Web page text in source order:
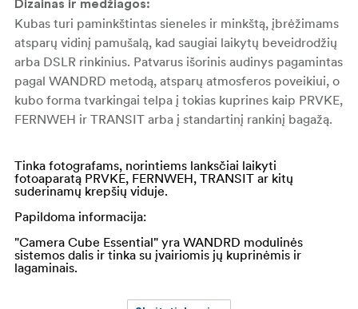
Dizainas ir medžiagos:
Kubas turi paminkštintas sieneles ir minkštą, įbrėžimams
atsparų vidinį pamušalą, kad saugiai laikytų beveidrodžių
arba DSLR rinkinius. Patvarus išorinis audinys pagamintas
pagal WANDRD metodą, atsparų atmosferos poveikiui, o
kubo forma tvarkingai telpa į tokias kuprines kaip PRVKE,
FERNWEH ir TRANSIT arba į standartinį rankinį bagažą.
Pagrindinės savybės:
Talpina fotoaparato korpusą su objektyvais ir
priedais kompaktiškoje erdvėje.
Daugelis reguliuojamų pertvarų, kad būtų galima
Tinka fotografams, norintiems lanksčiai laikyti
fotoaparatą PRVKE, FERNWEH, TRANSIT ar kitų
suderinamų krepšių viduje.
Papildoma informacija:
"Camera Cube Essential" yra WANDRD modulinės
sistemos dalis ir tinka su įvairiomis jų kuprinėmis ir
lagaminais.